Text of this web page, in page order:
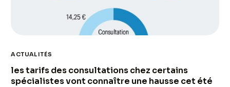
ACTUALITÉS
les tarifs des consultations chez certains
spécialistes vont connaître une hausse cet été